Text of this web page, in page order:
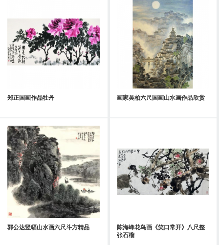
郑正国画作品牡丹 画家吴柏六尺国画山水画作品欣赏
郭公达竖幅山水画六尺斗方精品
陈海峰花鸟画《笑口常开》八尺整
张石榴